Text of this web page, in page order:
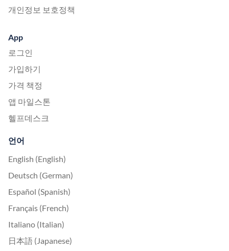
개인정보 보호정책
App
로그인
가입하기
가격 책정
앱 마일스톤
헬프데스크
언어
English (English)
Deutsch (German)
Español (Spanish)
Français (French)
Italiano (Italian)
日本語 (Japanese)